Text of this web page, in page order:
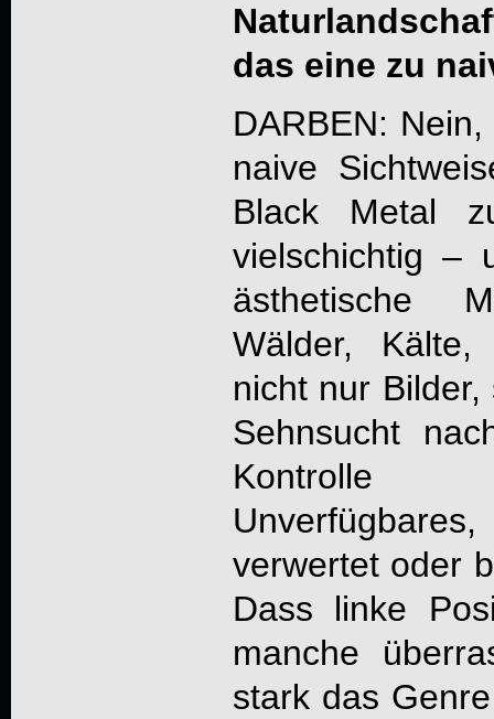
das eine zu
DARBEN:
naive
Black Metal
vielschichtig –
ästhetische
Wälder,
nicht nur
Sehnsucht
Kontrolle
verwertet oder
Dass linke
manche
stark das